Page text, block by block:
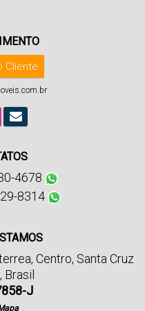
Cliente
4678
8314
, Centro, Santa Cruz
, Brasil
J